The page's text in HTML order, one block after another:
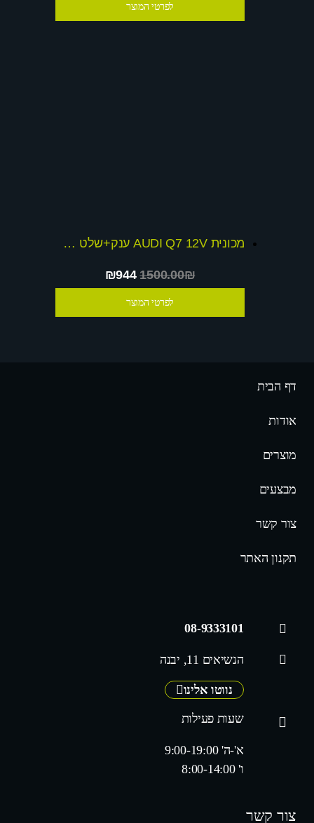
לפרטי המוצר
מכונית AUDI Q7 12V ענק+שלט חכם דגם 2015
₪9441500.00₪
לפרטי המוצר
דף הבית
אודות
מוצרים
מבצעים
צור קשר
תקנון האתר
08-9333101
הנשיאים 11, יבנה
נווטו אלינו
שעות פעילות
א'-ה' 9:00-19:00
ו' 8:00-14:00
צור קשר